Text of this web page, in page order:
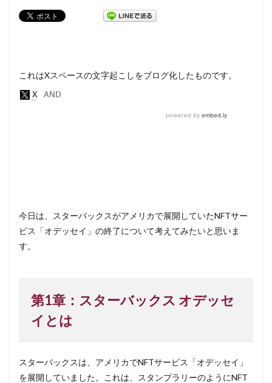
これはXスペースの文字起こしをブログ化したものです。
今日は、スターバックスがアメリカで展開していたNFTサー
ビス「オデッセイ」の終了について考えてみたいと思いま
す。
第1章：スターバックス オデッセ
イとは
スターバックスは、アメリカでNFTサービス「オデッセイ」
を展開していました。これは、スタンプラリーのようにNFT